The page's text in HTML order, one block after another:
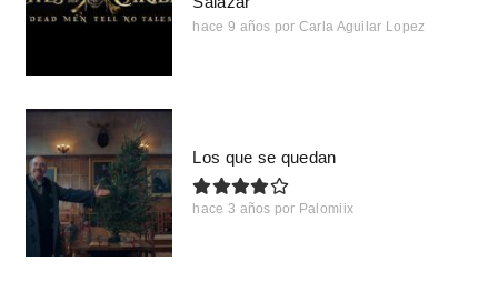
hace 9 años por Carla Aguilar Lopez
Los que se quedan
hace 3 años por Palomiix